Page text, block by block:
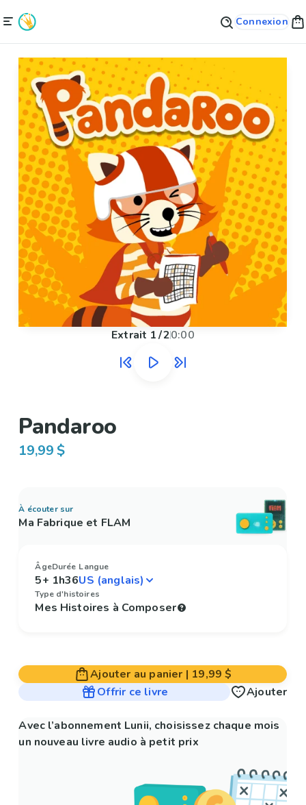
Connexion
Extrait 1/20:00
Pandaroo
19,99 $
À écouter sur
Ma Fabrique et FLAM
Âge
5+
Durée
1h36
Langue
Type d'histoires
Mes Histoires à Composer
Ajouter au panier | 19,99 $
Offrir ce livre
Ajouter
Avec l’abonnement Lunii, choisissez chaque mois
un nouveau livre audio à petit prix